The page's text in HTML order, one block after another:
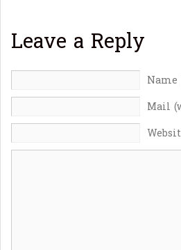
Leave a Reply
Name
Mail